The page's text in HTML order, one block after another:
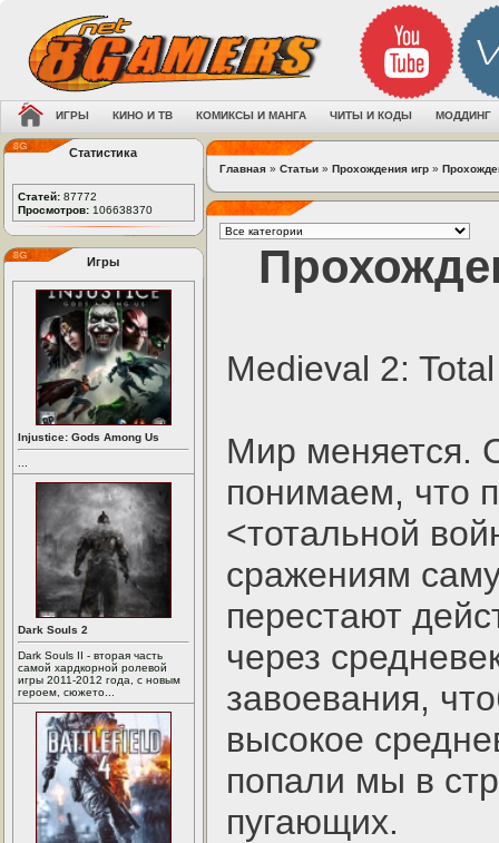
ИГРЫ КИНО И ТВ КОМИКСЫ И МАНГА ЧИТЫ И КОДЫ МОДДИНГ
Статистика
Статей: 87772
Просмотров: 106638370
Игры
Injustice: Gods Among Us
Dark Souls 2
Dark Souls II - вторая часть
самой хардкорной ролевой
игры 2011-2012 года, с новым
героем, сюжето...
Главная » Статьи » Прохождения игр »
Medieval 2:
Мир меняется.
понимаем, что
<тотальной
сражениям
перестают
через
завоевания,
высокое
попали мы в
пугающих.